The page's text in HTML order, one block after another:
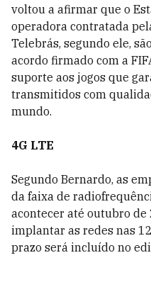
voltou a afirmar que o
operadora contratada
Telebrás, segundo ele,
acordo firmado com a
suporte aos jogos que
transmitidos com
mundo.
4G LTE
Segundo Bernardo, as
da faixa de
acontecer até outubro de
implantar as redes nas
prazo será incluído no